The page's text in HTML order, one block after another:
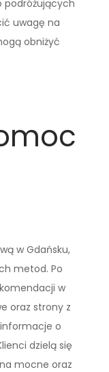
podróżujących
uwagę na
obniżyć
w Gdańsku,
metod. Po
w
oraz strony z
o
dzielą się
mocne oraz